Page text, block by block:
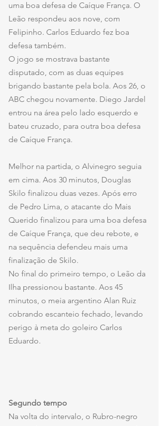
uma boa defesa de Caíque França. O
Leão respondeu aos nove, com
Felipinho. Carlos Eduardo fez boa
defesa também.
O jogo se mostrava bastante
disputado, com as duas equipes
brigando bastante pela bola. Aos 26, o
ABC chegou novamente. Diego Jardel
entrou na área pelo lado esquerdo e
bateu cruzado, para outra boa defesa
de Caíque França.
Melhor na partida, o Alvinegro seguia
em cima. Aos 30 minutos, Douglas
Skilo finalizou duas vezes. Após erro
de Pedro Lima, o atacante do Mais
Querido finalizou para uma boa defesa
de Caíque França, que deu rebote, e
na sequência defendeu mais uma
finalização de Skilo.
No final do primeiro tempo, o Leão da
Ilha pressionou bastante. Aos 45
minutos, o meia argentino Alan Ruiz
cobrando escanteio fechado, levando
perigo à meta do goleiro Carlos
Eduardo.
Segundo tempo
Na volta do intervalo, o Rubro-negro